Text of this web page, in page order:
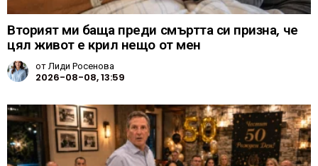
Вторият ми баща преди смъртта си призна, че
цял живот е крил нещо от мен
отЛиди Росенова
2026-08-08, 13:59